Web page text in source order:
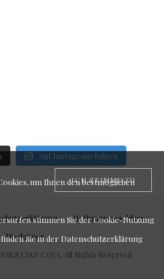
Auf Instagram folgen
Haftungsausschluss /
Disclaimer
LIKE COJA. All Rights Reserved.
ICH STIMME ZU
um Ihnen den bestmöglichen
stimmen Sie der Cookie-Nutzung
Sie in der Datenschutzerklärung